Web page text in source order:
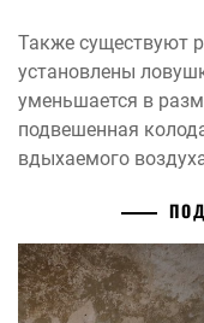
Также существуют
установлены
уменьшается в
подвешенная
вдыхаемого